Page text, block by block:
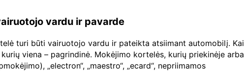
vardu ir pavarde
turi būti vairuotojo vardu ir pateikta atsiimant automobilį.
viena – pagrindinė. Mokėjimo kortelės, kurių priekinėje
„electron“, „maestro“, „ecard“, nepriimamos